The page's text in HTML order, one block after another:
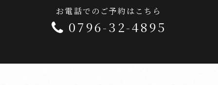
お電話でのご予約はこちら
0796-32-4895